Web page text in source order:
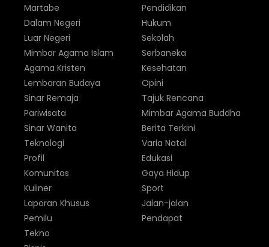
Martabe
Dalam Negeri
Luar Negeri
Pendidikan
Hukum
Sekolah
Mimbar Agama Islam
Agama Kristen
Lembaran Budaya
Sinar Remaja
Pariwisata
Sinar Wanita
Serbaneka
Kesehatan
Opini
Tajuk Rencana
Mimbar Agama Buddha
Berita Terkini
Teknologi
Profil
Komunitas
Kuliner
Laporan Khusus
Pemilu
Varia Natal
Edukasi
Gaya Hidup
Sport
Jalan-jalan
Pendapat
Tekno